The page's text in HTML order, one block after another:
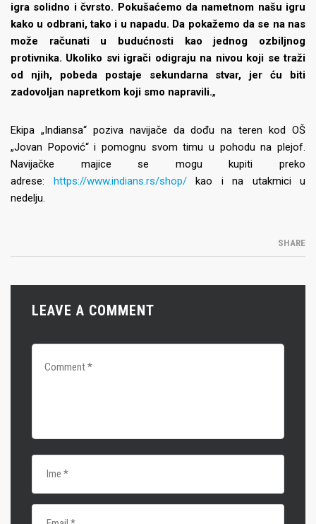
igra solidno i čvrsto. Pokušaćemo da nametnom našu igru
kako u odbrani, tako i u napadu. Da pokažemo da se na nas
može računati u budućnosti kao jednog ozbiljnog
protivnika. Ukoliko svi igrači odigraju na nivou koji se traži
od njih, pobeda postaje sekundarna stvar, jer ću biti
zadovoljan napretkom koji smo napravili.„
Ekipa „Indiansa“ poziva navijače da dođu na teren kod OŠ
„Jovan Popović“ i pomognu svom timu u pohodu na plejof.
Navijačke majice se mogu kupiti preko
adrese: https://www.indians.rs/shop/kao i na utakmici u
nedelju.
SHARE
LEAVE A COMMENT